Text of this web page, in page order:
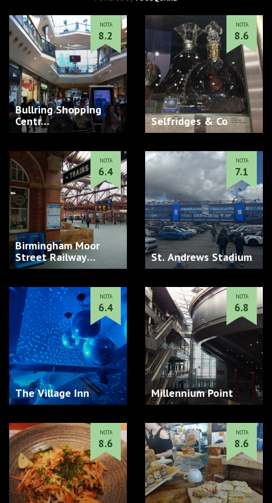
Bullring Shopping
Centr…
NOTA
8.2
Selfridges & Co
NOTA
8.6
Birmingham Moor
Street Railway
Station (BMO…
NOTA
6.4
St. Andrews Stadium
NOTA
7.1
The Village Inn
NOTA
6.4
Millennium Point
NOTA
6.8
NOTA
8.6
NOTA
8.6